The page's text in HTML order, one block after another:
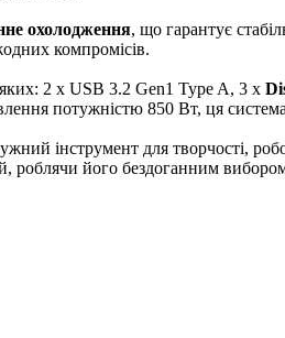
охолодження, що гарантує
компромісів.
2 x USB 3.2 Gen1 Type A, 3 x
потужністю 850 Вт, ця
інструмент для творчості,
роблячи його бездоганним